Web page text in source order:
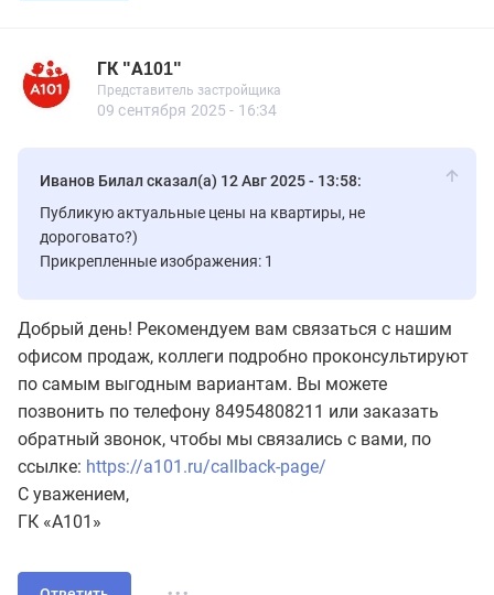
ГК "А101"
ГК "А101"
Представитель застройщика
Представитель застройщика
561 сообщений
09 сентября 2025 - 16:34
Иванов Билал сказал(а) 12 Авг 2025 - 13:58:
Публикую актуальные цены на квартиры, не
дороговато?)
Прикрепленные изображения: 1
Добрый день! Рекомендуем вам связаться с нашим
офисом продаж, коллеги подробно проконсультируют
по самым выгодным вариантам. Вы можете
позвонить по телефону 84954808211 или заказать
обратный звонок, чтобы мы связались с вами, по
ссылке: https://a101.ru/callback-page/
С уважением,
ГК «А101»
...